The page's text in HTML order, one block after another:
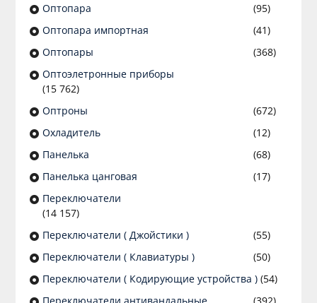
Оптопара
(95)
Оптопара импортная
(41)
Оптопары
(368)
Оптоэлетронные приборы
(15 762)
Оптроны
(672)
Охладитель
(12)
Панелька
(68)
Панелька цанговая
(17)
Переключатели
(14 157)
Переключатели ( Джойстики )
(55)
Переключатели ( Клавиатуры )
(50)
Переключатели ( Кодирующие устройства )(54)
Переключатели антивандальные
(392)